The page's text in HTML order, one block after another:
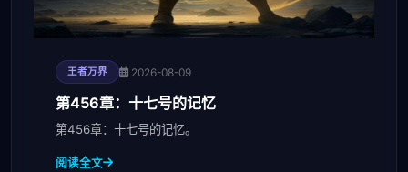
王者万界 2026-08-09
第456章：十七号的记忆
第456章：十七号的记忆。
阅读全文